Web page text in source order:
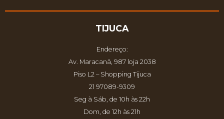
TIJUCA
Endereço:
Av. Maracanã, 987 loja 2038
Piso L2 – Shopping Tijuca
21 97089-9309
Seg à Sáb, de 10h às 22h
Dom, de 12h às 21h